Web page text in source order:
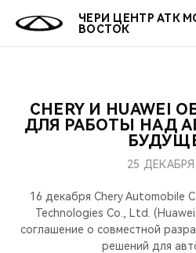
ЧЕРИ ЦЕНТР АТК
ВОСТОК
КРОССОВЕРЫ
КРЕДИТ И СТРАХОВАНИЕ
ЗАПЧАСТИ И АКСЕССУАРЫ
ПОДДЕРЖКА
МИР
О БРЕНДЕ
CHERY В СОЦСЕТЯХ
ОНЛАЙН
КРЕДИТ
О
МЫ В СОЦСЕТЯХ
CHERY И
ДЛЯ РАБОТЫ НАД
25 ДЕКАБРЯ
16 декабря Chery Automobile
Technologies Co., Ltd.
соглашение о совместной
решений для